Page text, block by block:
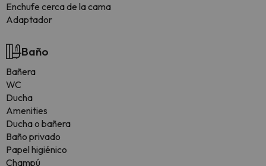
Enchufe cerca de la cama
Adaptador
Baño
Bañera
WC
Ducha
Amenities
Ducha o bañera
Baño privado
Papel higiénico
Champú